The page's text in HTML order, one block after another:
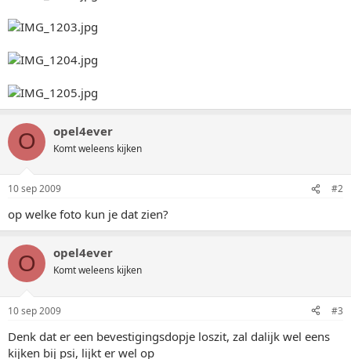
O opel4ever
Komt weleens kijken
10 sep 2009 #2
op welke foto kun je dat zien?
O opel4ever
Komt weleens kijken
10 sep 2009 #3
Denk dat er een bevestigingsdopje loszit, zal dalijk wel eens
kijken bij psi, lijkt er wel op